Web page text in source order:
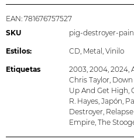
EAN: 781676757527
SKU
pig-destroyer-
Estilos: CD, Metal , Vinilo
Etiquetas 2003, 2004, 2024,
Chris Taylor,
Up And Get High,
R. Hayes, Japón,
Destroyer,
Empire, The